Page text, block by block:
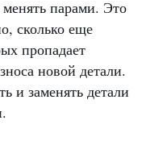
менять парами. Это
сколько еще
пропадает
новой детали.
и заменять детали